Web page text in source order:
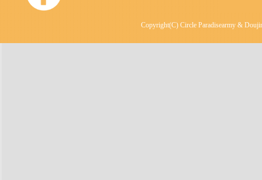
Copyright(C) Circle Paradisearmy &